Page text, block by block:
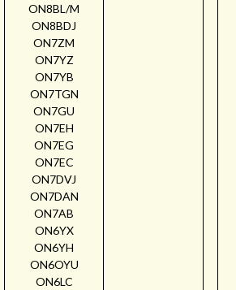
ON8BL/M
ON8BDJ
ON7ZM
ON7YZ
ON7YB
ON7TGN
ON7GU
ON7EH
ON7EG
ON7EC
ON7DVJ
ON7DAN
ON7AB
ON6YX
ON6YH
ON6OYU
ON6LC